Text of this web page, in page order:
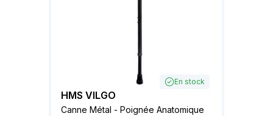
En stock
HMS VILGO
Canne Métal - Poignée Anatomique